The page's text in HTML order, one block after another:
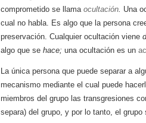
comprometido se llama ocultación. Una
cual no habla. Es algo que la persona
preservación. Cualquier ocultación viene
algo que se hace; una ocultación es un
La única persona que puede separar a
mecanismo mediante el cual puede
miembros del grupo las transgresiones
separa) del grupo, y por lo tanto, el grupo